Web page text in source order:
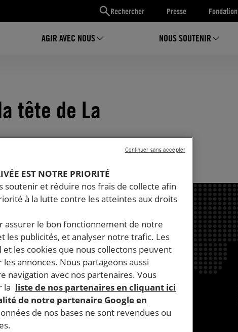
Rechercher Presse Fondation
AGIR AVEC NOUS NOUS SOUTENIR
tête de La
EST NOTRE PRIORITÉ
soutenir et réduire nos frais de collecte afin
à la lutte contre les atteintes aux droits
assurer le bon fonctionnement de notre
les publicités, et analyser notre trafic. Les
les cookies que nous collectons peuvent
annonces. Nous partageons aussi
navigation avec nos partenaires. Vous
la liste de nos partenaires en cliquant ici
de notre partenaire Google en
de nos bases ne sont revendues ou
Continuer sans accepter